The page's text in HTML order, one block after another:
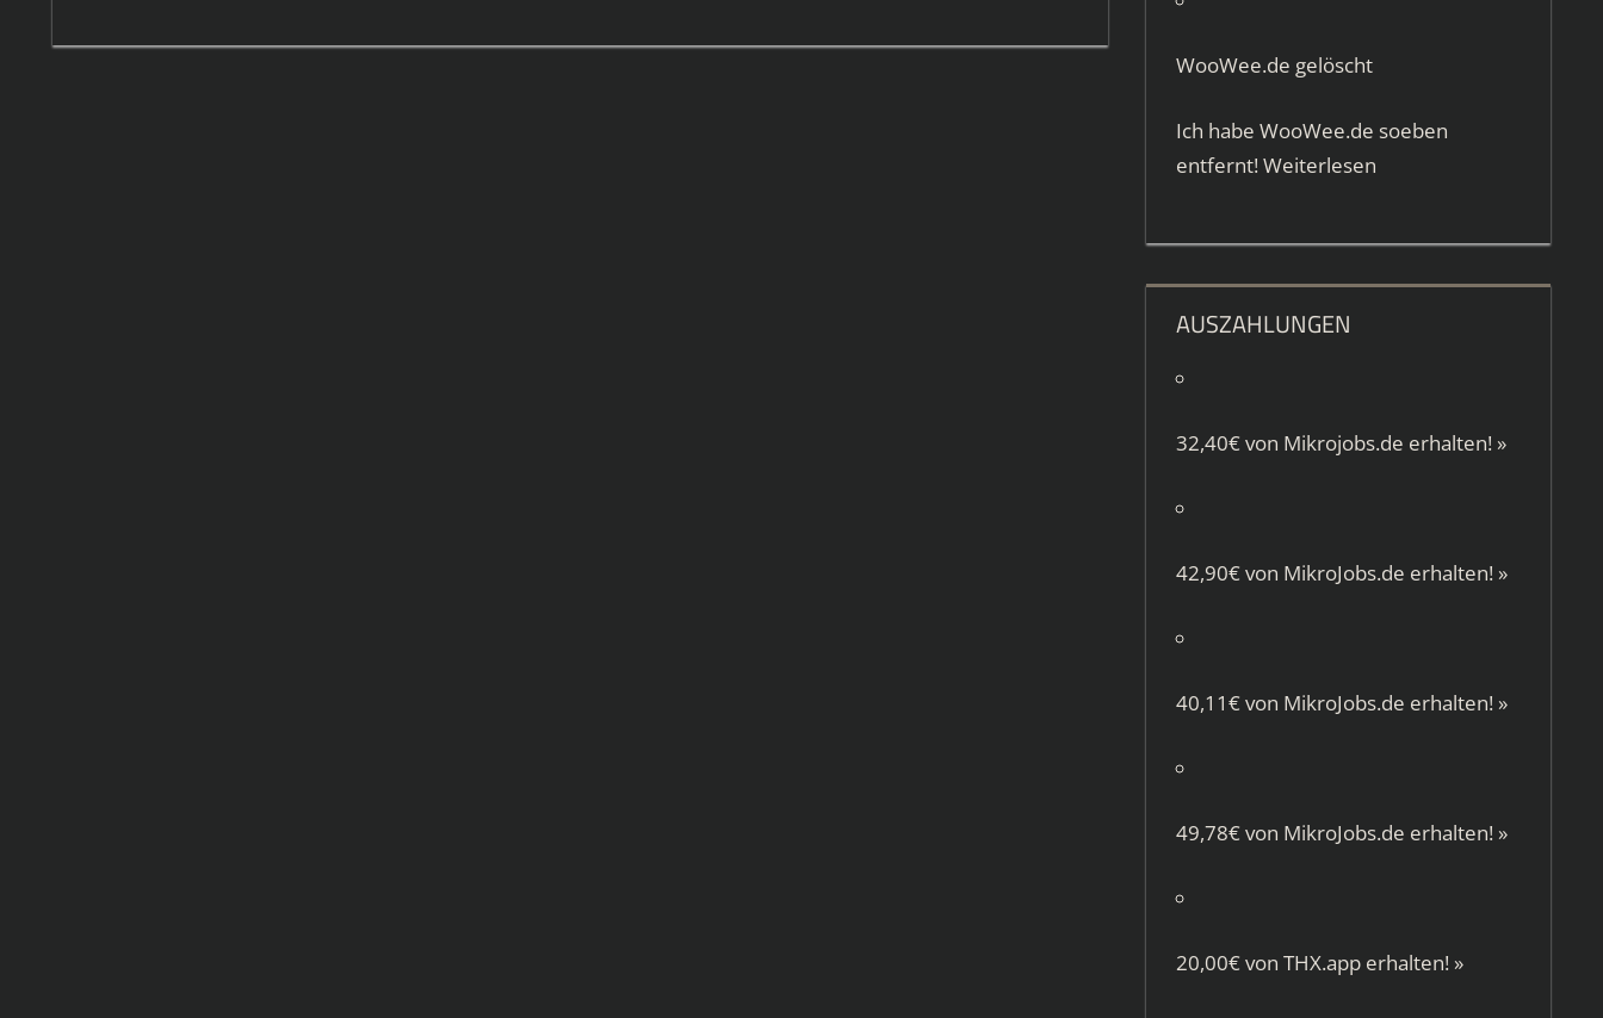
WooWee.de gelöscht
Ich habe WooWee.de soeben
entfernt!Weiterlesen
AUSZAHLUNGEN
32,40€ von Mikrojobs.de erhalten! »
42,90€ von MikroJobs.de erhalten! »
40,11€ von MikroJobs.de erhalten! »
49,78€ von MikroJobs.de erhalten! »
20,00€ vonTHX.app erhalten! »